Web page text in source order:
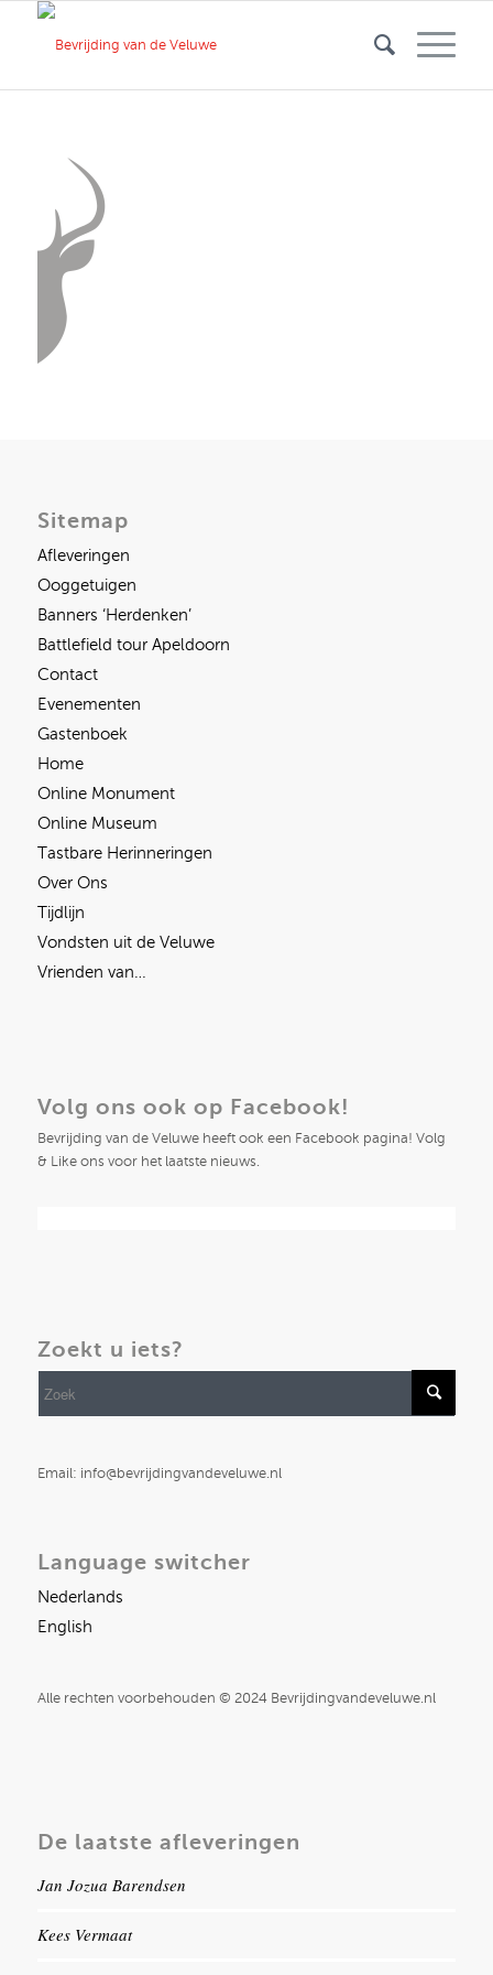
Sitemap
Afleveringen
Ooggetuigen
Banners ‘Herdenken’
Battlefield tour Apeldoorn
Contact
Evenementen
Gastenboek
Home
Online Monument
Online Museum
Tastbare Herinneringen
Over Ons
Tijdlijn
Vondsten uit de Veluwe
Vrienden van…
Volg ons ook op Facebook!
Bevrijding van de Veluwe heeft ook een Facebook pagina! Volg
& Like ons voor het laatste nieuws.
Zoekt u iets?
Email: info@bevrijdingvandeveluwe.nl
Language switcher
Nederlands
English
Alle rechten voorbehouden © 2024 Bevrijdingvandeveluwe.nl
De laatste afleveringen
Jan Jozua Barendsen
Kees Vermaat